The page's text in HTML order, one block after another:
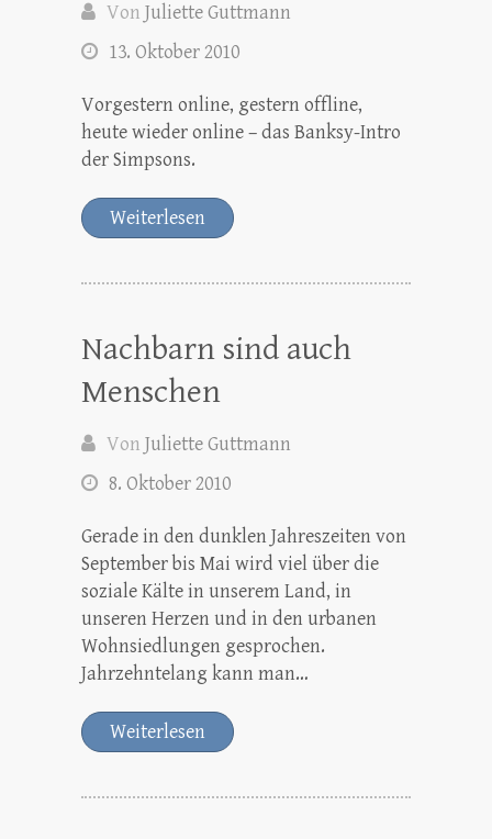
Von Juliette Guttmann
13. Oktober 2010
Vorgestern online, gestern offline,
heute wieder online – das Banksy-Intro
der Simpsons.
Weiterlesen
Nachbarn sind auch
Menschen
Von Juliette Guttmann
8. Oktober 2010
Gerade in den dunklen Jahreszeiten von
September bis Mai wird viel über die
soziale Kälte in unserem Land, in
unseren Herzen und in den urbanen
Wohnsiedlungen gesprochen.
Jahrzehntelang kann man…
Weiterlesen